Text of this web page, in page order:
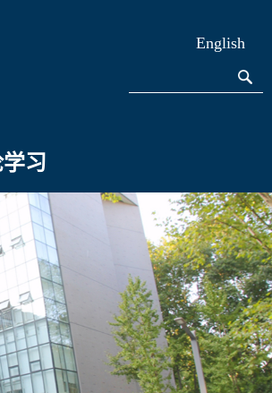
English
习